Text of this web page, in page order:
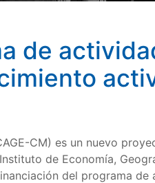
de
CM) es un nuevo
de Economía,
del programa de